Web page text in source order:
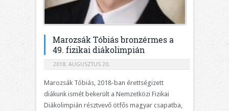
Marozsák Tóbiás bronzérmes a
49. fizikai diákolimpián
2018. AUGUSZTUS 20.
Marozsák Tóbiás, 2018-ban érettségizett
diákunk ismét bekerült a Nemzetközi Fizikai
Diákolimpián résztvevő ötfős magyar csapatba,